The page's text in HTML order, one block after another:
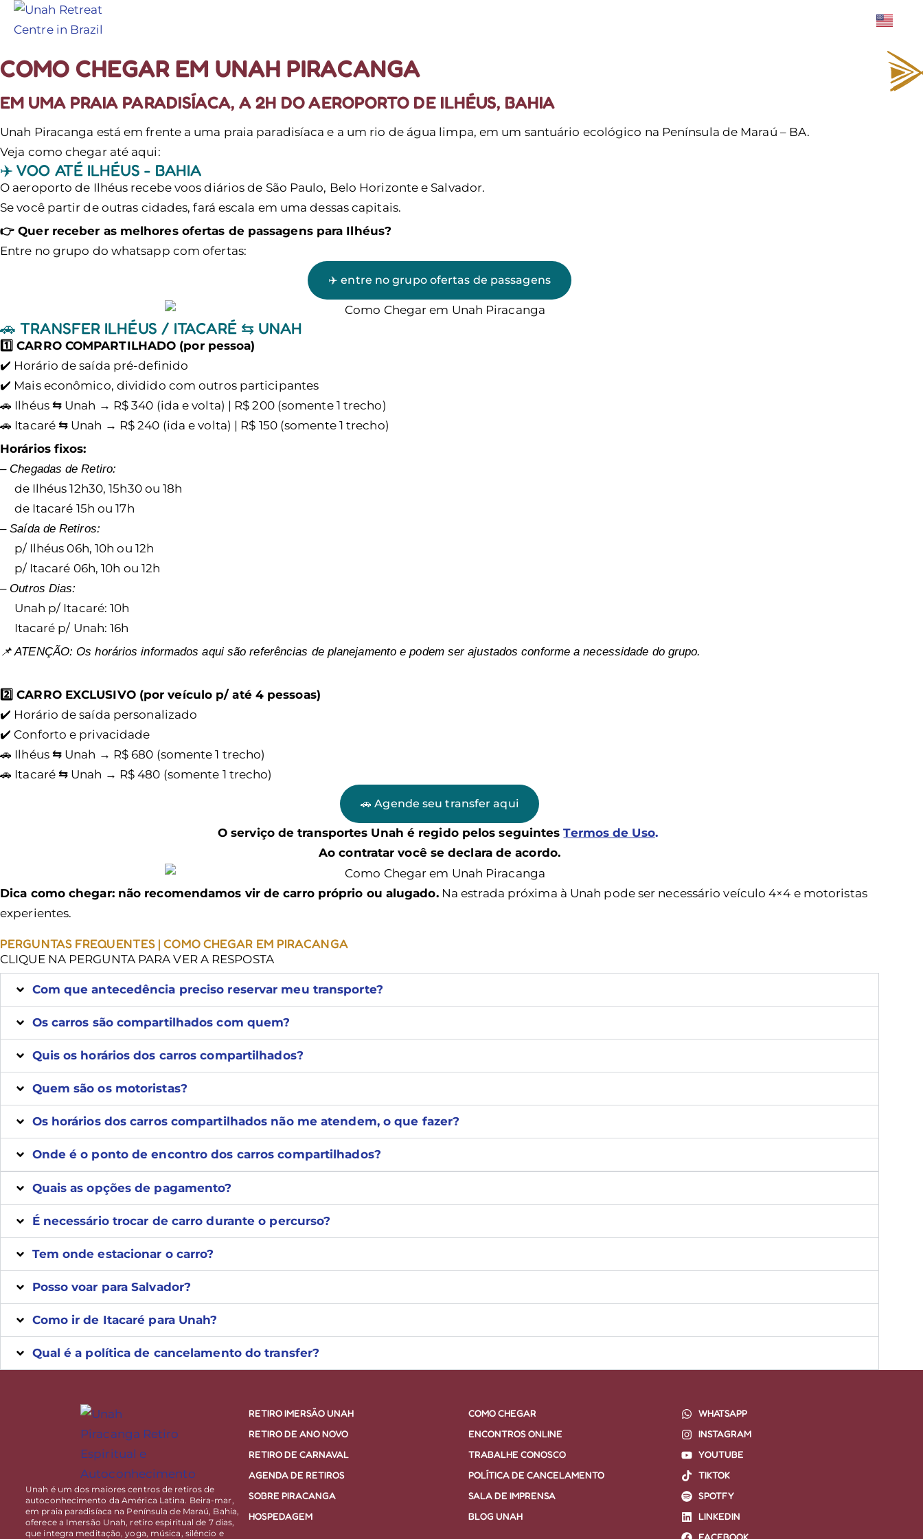
COMO CHEGAR EM UNAH PIRACANGA
EM UMA PRAIA PARADISÍACA, A 2H DO AEROPORTO DE ILHÉUS, BAHIA
Unah Piracanga está em frente a uma praia paradisíaca e a um rio de água limpa, em um santuário ecológico na Península de Maraú – BA.
Veja como chegar até aqui:
✈️ VOO ATÉ ILHÉUS - BAHIA
O aeroporto de Ilhéus recebe voos diários de São Paulo, Belo Horizonte e Salvador.
Se você partir de outras cidades, fará escala em uma dessas capitais.
👉 Quer receber as melhores ofertas de passagens para Ilhéus?
Entre no grupo do whatsapp com ofertas:
✈️ entre no grupo ofertas de passagens
🚗 TRANSFER ILHÉUS / ITACARÉ ⇆ UNAH
1️⃣ CARRO COMPARTILHADO (por pessoa)
✔️ Horário de saída pré-definido
✔️ Mais econômico, dividido com outros participantes
🚗 Ilhéus ⇆ Unah → R$ 340 (ida e volta) | R$ 200 (somente 1 trecho)
🚗 Itacaré ⇆ Unah → R$ 240 (ida e volta) | R$ 150 (somente 1 trecho)
Horários fixos:
– Chegadas de Retiro:
de Ilhéus 12h30, 15h30 ou 18h
de Itacaré 15h ou 17h
– Saída de Retiros:
p/ Ilhéus 06h, 10h ou 12h
p/ Itacaré 06h, 10h ou 12h
– Outros Dias:
Unah p/ Itacaré: 10h
Itacaré p/ Unah: 16h
📌 ATENÇÃO: Os horários informados aqui são referências de planejamento e podem ser ajustados conforme a necessidade do grupo.
2️⃣ CARRO EXCLUSIVO (por veículo p/ até 4 pessoas)
✔️ Horário de saída personalizado
✔️ Conforto e privacidade
🚗 Ilhéus ⇆ Unah → R$ 680 (somente 1 trecho)
🚗 Itacaré ⇆ Unah → R$ 480 (somente 1 trecho)
🚗 Agende seu transfer aqui
O serviço de transportes Unah é regido pelos seguintesTermos de Uso.
Ao contratar você se declara de acordo.
Dica como chegar: não recomendamos vir de carro próprio ou alugado.Na estrada próxima à Unah pode ser necessário veículo 4×4 e motoristas
experientes.
PERGUNTAS FREQUENTES | COMO CHEGAR EM PIRACANGA
CLIQUE NA PERGUNTA PARA VER A RESPOSTA
Com que antecedência preciso reservar meu transporte?
Os carros são compartilhados com quem?
Quis os horários dos carros compartilhados?
Quem são os motoristas?
Os horários dos carros compartilhados não me atendem, o que fazer?
Onde é o ponto de encontro dos carros compartilhados?
Quais as opções de pagamento?
É necessário trocar de carro durante o percurso?
Tem onde estacionar o carro?
Posso voar para Salvador?
Como ir de Itacaré para Unah?
Qual é a política de cancelamento do transfer?
Unah é um dos maiores centros de retiros de
autoconhecimento da América Latina. Beira-mar,
em praia paradisíaca na Península de Maraú, Bahia,
oferece a Imersão Unah, retiro espiritual de 7 dias,
que integra meditação, yoga, música, silêncio e
RETIRO IMERSÃO UNAH
RETIRO DE ANO NOVO
RETIRO DE CARNAVAL
AGENDA DE RETIROS
SOBRE PIRACANGA
HOSPEDAGEM
COMO CHEGAR
ENCONTROS ONLINE
TRABALHE CONOSCO
POLÍTICA DE CANCELAMENTO
SALA DE IMPRENSA
BLOG UNAH
WHATSAPP
INSTAGRAM
YOUTUBE
TIKTOK
SPOTFY
LINKEDIN
FACEBOOK